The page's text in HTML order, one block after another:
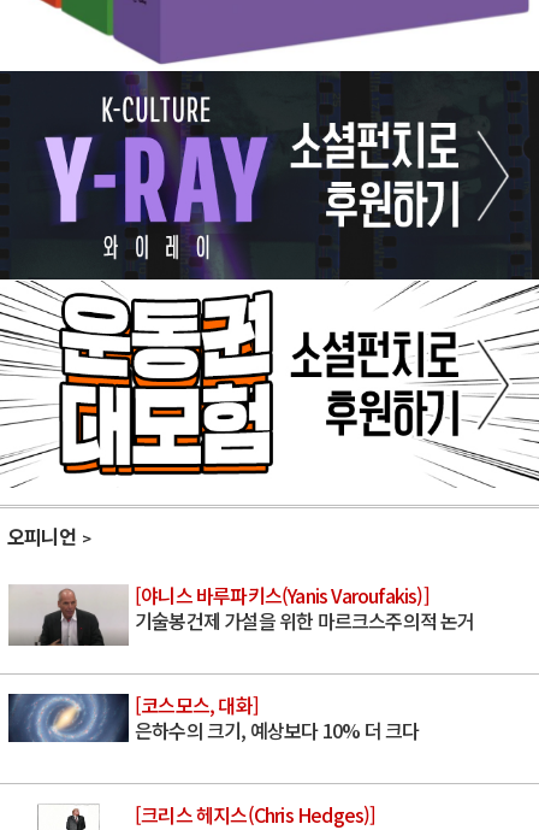
오피니언
[야니스 바루파키스(Yanis Varoufakis)]
기술봉건제 가설을 위한 마르크스주의적 논거
[코스모스, 대화]
은하수의 크기, 예상보다 10% 더 크다
[크리스 헤지스(Chris Hedges)]